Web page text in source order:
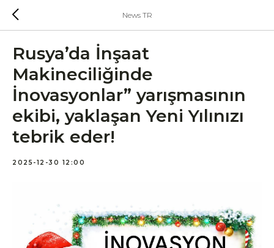
News TR
Rusya’da İnşaat
Makineciliğinde
İnovasyonlar” yarışmasının
ekibi, yaklaşan Yeni Yılınızı
tebrik eder!
2025-12-30 12:00